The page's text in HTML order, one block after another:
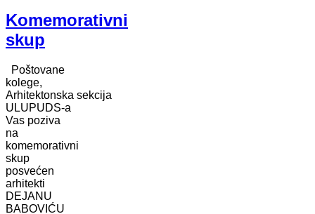
Komemorativni
skup
Poštovane
kolege,
Arhitektonska sekcija
ULUPUDS-a
Vas poziva
na
komemorativni
skup
posvećen
arhitekti
DEJANU
BABOVIĆU